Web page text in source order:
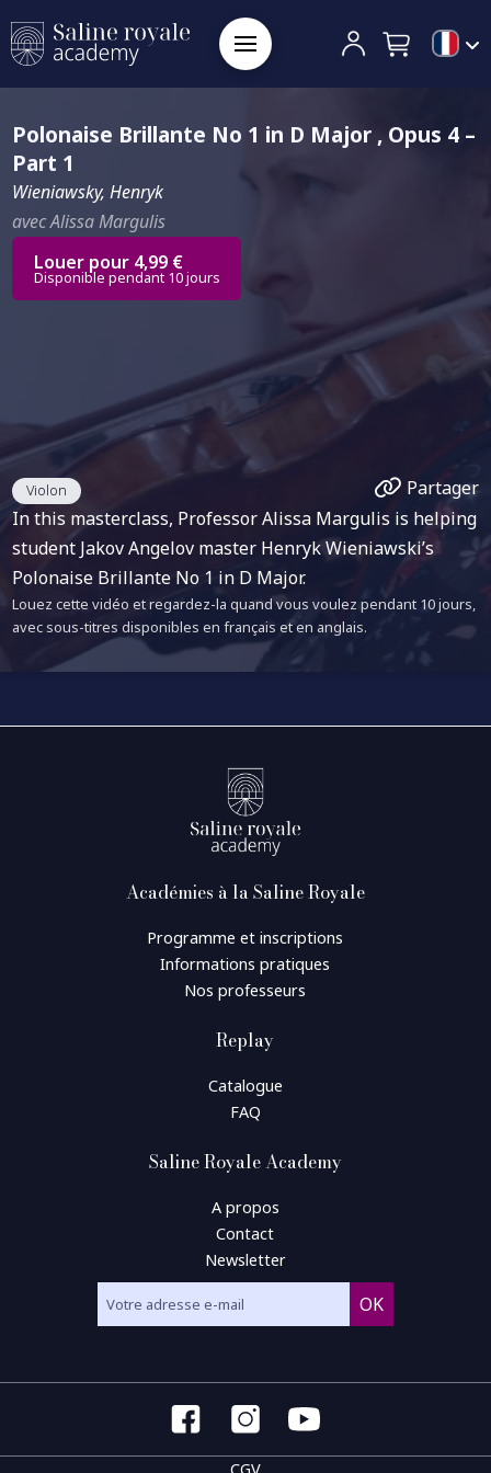
Polonaise Brillante No 1 in D Major , Opus 4 –
Part 1
Wieniawsky, Henryk
avec Alissa Margulis
Louer pour 4,99 €
Disponible pendant 10 jours
Violon
Partager
In this masterclass, Professor Alissa Margulis is helping
student Jakov Angelov master Henryk Wieniawski’s
Polonaise Brillante No 1 in D Major.
Louez cette vidéo et regardez-la quand vous voulez pendant 10 jours,
avec sous-titres disponibles en français et en anglais.
Académies à la Saline Royale
Programme et inscriptions
Informations pratiques
Nos professeurs
Replay
Catalogue
FAQ
Saline Royale Academy
A propos
Contact
Newsletter